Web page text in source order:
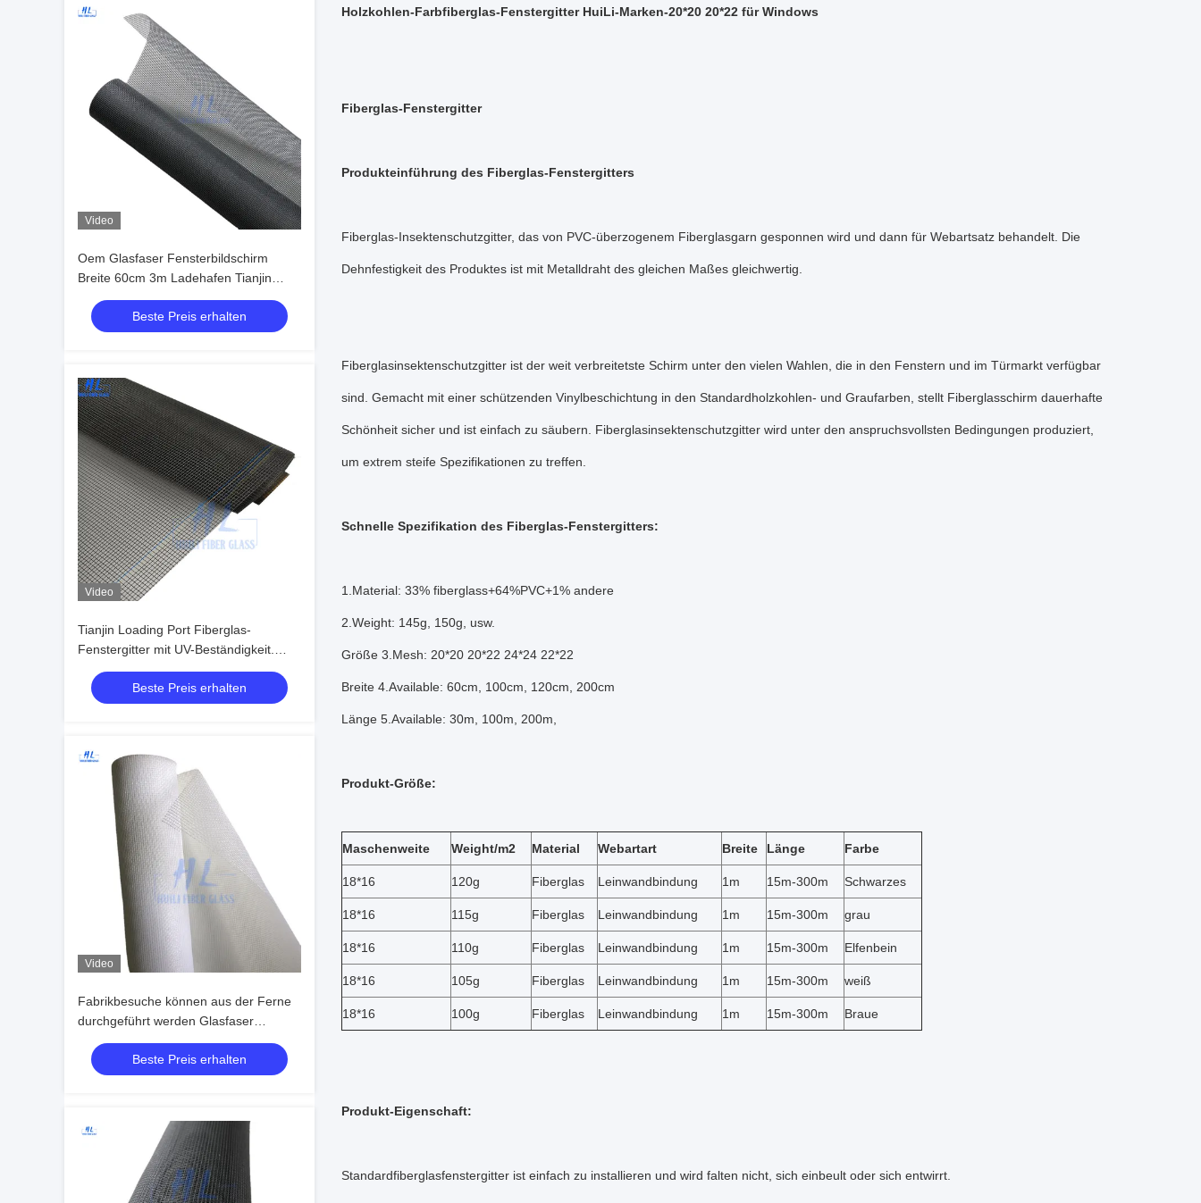
Video
Oem Glasfaser Fensterbildschirm
Breite 60cm 3m Ladehafen Tianjin
Starkes dauerhaftes Netz Ideal zum
Schutz vor Insekten
Beste Preis erhalten
Video
Tianjin Loading Port Fiberglas-
Fenstergitter mit UV-Beständigkeit.
Ideales Fiberglas-Insektennetz für
langlebige Outdoor- und
Schädlingsbekämpfungslösungen
Beste Preis erhalten
Video
Fabrikbesuche können aus der Ferne
durchgeführt werden Glasfaser
Fensterbildschirm mit Plain Weave und
OEM-Dienstleistungen, die effektiven
Fenster Insektenschutz bieten
Beste Preis erhalten
Holzkohlen-Farbfiberglas-Fenstergitter HuiLi-Marken-20*20 20*22 für Windows
Fiberglas-Fenstergitter
Produkteinführung des Fiberglas-Fenstergitters
Fiberglas-Insektenschutzgitter, das von PVC-überzogenem Fiberglasgarn gesponnen wird und dann für Webartsatz behandelt. Die
Dehnfestigkeit des Produktes ist mit Metalldraht des gleichen Maßes gleichwertig.
Fiberglasinsektenschutzgitter ist der weit verbreitetste Schirm unter den vielen Wahlen, die in den Fenstern und im Türmarkt verfügbar
sind. Gemacht mit einer schützenden Vinylbeschichtung in den Standardholzkohlen- und Graufarben, stellt Fiberglasschirm dauerhafte
Schönheit sicher und ist einfach zu säubern. Fiberglasinsektenschutzgitter wird unter den anspruchsvollsten Bedingungen produziert,
um extrem steife Spezifikationen zu treffen.
Schnelle Spezifikation des Fiberglas-Fenstergitters:
1.Material: 33% fiberglass+64%PVC+1% andere
2.Weight: 145g, 150g, usw.
Größe 3.Mesh: 20*20 20*22 24*24 22*22
Breite 4.Available: 60cm, 100cm, 120cm, 200cm
Länge 5.Available: 30m, 100m, 200m,
Produkt-Größe:
Maschenweite Weight/m2 Material Webartart Breite Länge Farbe
18*16 120g Fiberglas Leinwandbindung 1m 15m-300m Schwarzes
18*16 115g Fiberglas Leinwandbindung 1m 15m-300m grau
18*16 110g Fiberglas Leinwandbindung 1m 15m-300m Elfenbein
18*16 105g Fiberglas Leinwandbindung 1m 15m-300m weiß
18*16 100g Fiberglas Leinwandbindung 1m 15m-300m Braue
Produkt-Eigenschaft:
Standardfiberglasfenstergitter ist einfach zu installieren und wird falten nicht, sich einbeult oder sich entwirrt.